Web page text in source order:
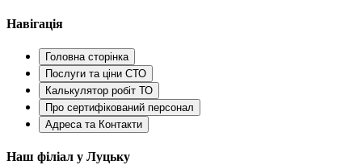
Навігація
Головна сторінка
Послуги та ціни СТО
Калькулятор робіт ТО
Про сертифікований персонал
Адреса та Контакти
Наш філіал у Луцьку